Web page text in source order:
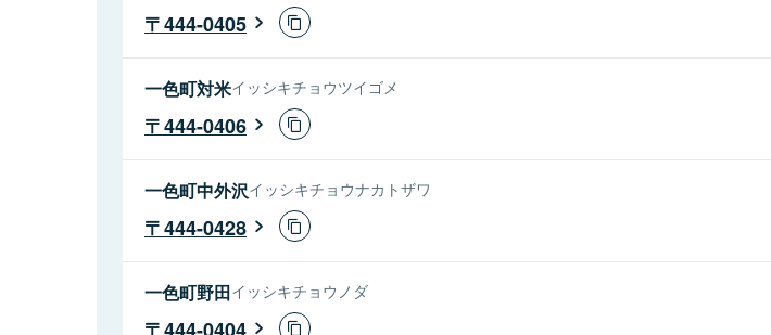
444-0405
一色町対米イッシキチョウツイゴメ
444-0406
一色町中外沢イッシキチョウナカトザワ
444-0428
一色町野田イッシキチョウノダ
444-0404